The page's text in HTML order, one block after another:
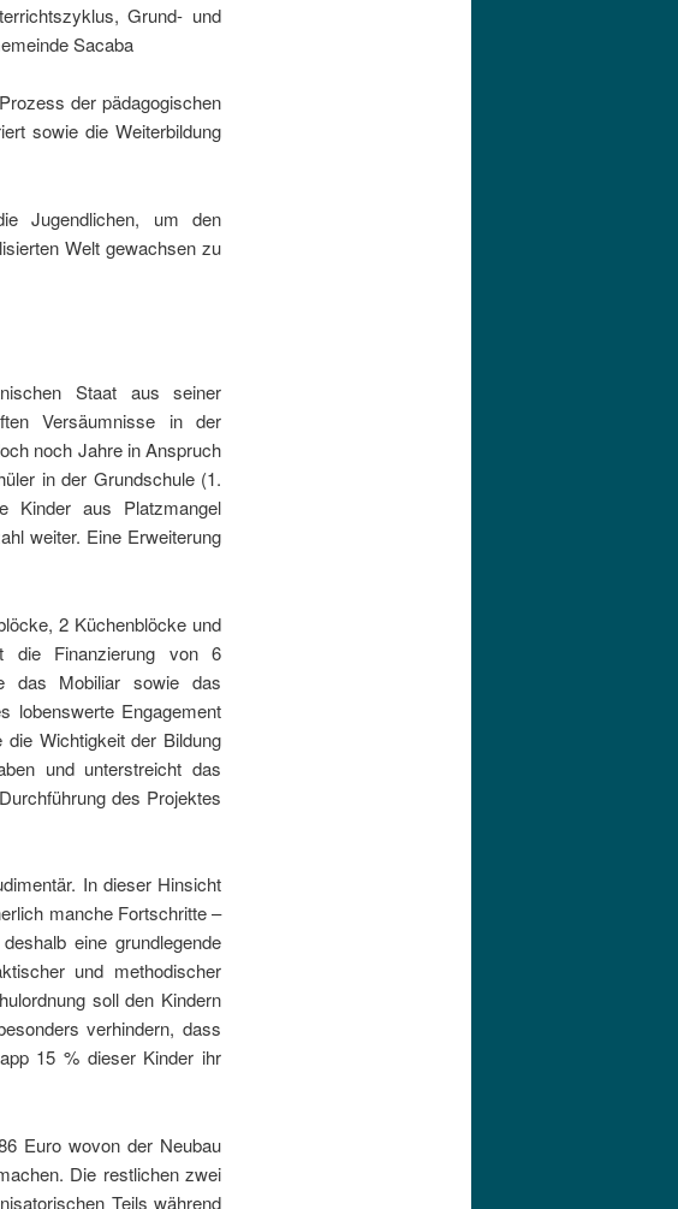
Grund- und
Sacaba
der pädagogischen
sowie die Weiterbildung
Jugendlichen, um den
Welt gewachsen zu
Staat aus seiner
Versäumnisse in der
noch Jahre in Anspruch
in der Grundschule (1.
Kinder aus Platzmangel
weiter. Eine Erweiterung
2 Küchenblöcke und
die Finanzierung von 6
das Mobiliar sowie das
lobenswerte Engagement
Wichtigkeit der Bildung
und unterstreicht das
des Projektes
In dieser Hinsicht
manche Fortschritte –
eine grundlegende
und methodischer
soll den Kindern
verhindern, dass
15 % dieser Kinder ihr
Euro wovon der Neubau
Die restlichen zwei
Teils während